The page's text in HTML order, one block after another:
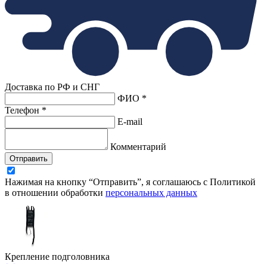
Доставка по РФ и СНГ
ФИО *
Телефон *
E-mail
Комментарий
Отправить
Нажимая на кнопку “Отправить”, я соглашаюсь с Политикой
в отношении обработки персональных данных
Крепление подголовника